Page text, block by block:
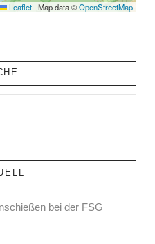
Leaflet | Map data ©OpenStreetMap
bei der FSG